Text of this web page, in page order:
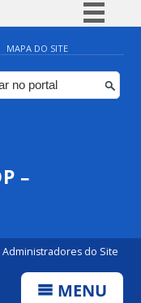
Simplifique!
Comunica BR
Participe
Canais
MAPA DO SITE
–
Administradores do Site
MENU